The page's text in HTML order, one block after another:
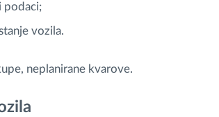
podaci;
vozila.
neplanirane kvarove.